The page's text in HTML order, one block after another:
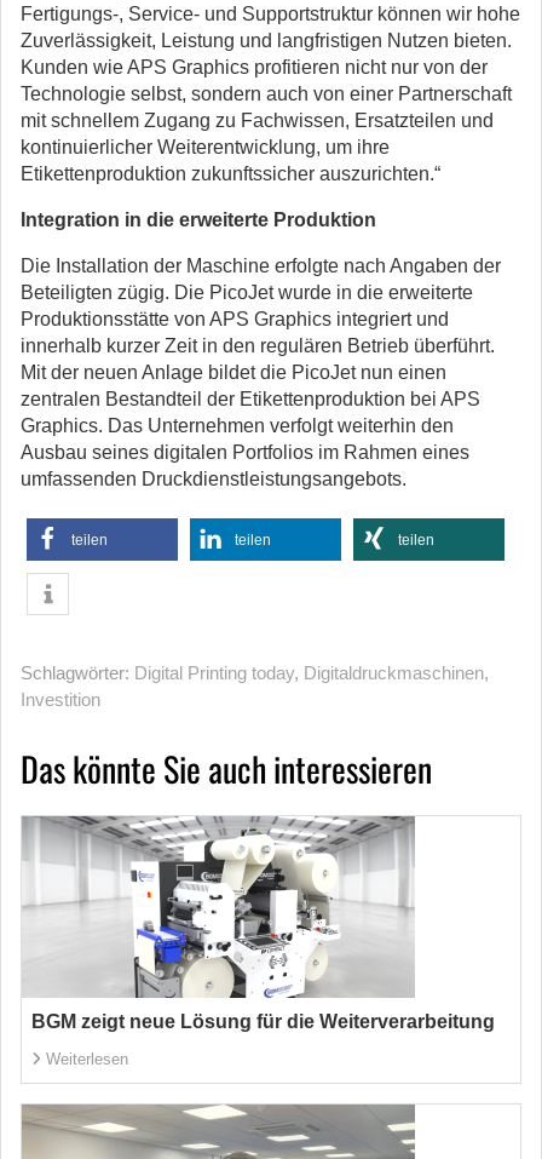
Fertigungs-, Service- und Supportstruktur können wir hohe
Zuverlässigkeit, Leistung und langfristigen Nutzen bieten.
Kunden wie APS Graphics profitieren nicht nur von der
Technologie selbst, sondern auch von einer Partnerschaft
mit schnellem Zugang zu Fachwissen, Ersatzteilen und
kontinuierlicher Weiterentwicklung, um ihre
Etikettenproduktion zukunftssicher auszurichten.“
Integration in die erweiterte Produktion
Die Installation der Maschine erfolgte nach Angaben der
Beteiligten zügig. Die PicoJet wurde in die erweiterte
Produktionsstätte von APS Graphics integriert und
innerhalb kurzer Zeit in den regulären Betrieb überführt.
Mit der neuen Anlage bildet die PicoJet nun einen
zentralen Bestandteil der Etikettenproduktion bei APS
Graphics. Das Unternehmen verfolgt weiterhin den
Ausbau seines digitalen Portfolios im Rahmen eines
umfassenden Druckdienstleistungsangebots.
teilen teilen teilen
Schlagwörter: Digital Printing today, Digitaldruckmaschinen,
Investition
Das könnte Sie auch interessieren
BGM zeigt neue Lösung für die Weiterverarbeitung
Weiterlesen